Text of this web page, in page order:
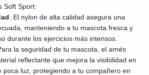
Soft Sport:
: El nylon de alta calidad asegura una
manteniendo a tu mascota fresca y
durante los ejercicios más intensos.
la seguridad de tu mascota, el arnés
reflectante que mejora la visibilidad en
poca luz, protegiendo a tu compañero en